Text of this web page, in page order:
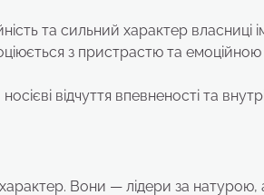
та сильний характер власниці
з пристрастю та емоційною
відчуття впевненості та
Вони — лідери за натурою,